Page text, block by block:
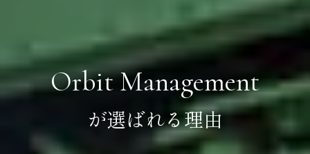
Orbit Management
が選ばれる理由